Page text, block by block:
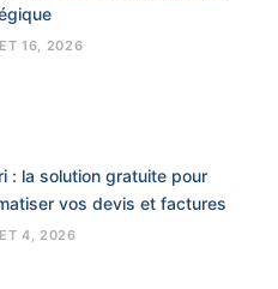
16, 2026
: la solution gratuite pour
vos devis et factures
4, 2026